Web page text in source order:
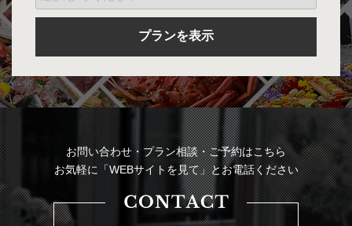
プランを表示
お問い合わせ・プラン相談・ご予約はこちら
お気軽に「WEBサイトを見て」とお電話ください